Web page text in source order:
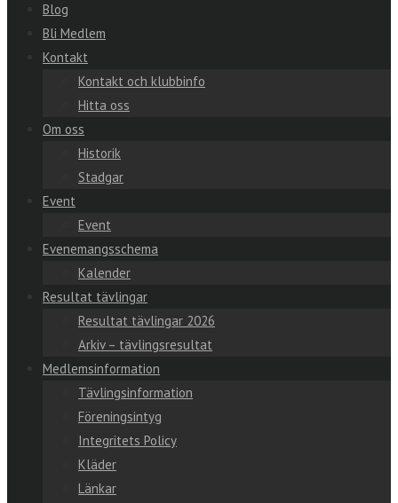
Blog
Bli Medlem
Kontakt
Kontakt och klubbinfo
Hitta oss
Om oss
Historik
Stadgar
Event
Event
Evenemangsschema
Kalender
Resultat tävlingar
Resultat tävlingar 2026
Arkiv – tävlingsresultat
Medlemsinformation
Tävlingsinformation
Föreningsintyg
Integritets Policy
Kläder
Länkar